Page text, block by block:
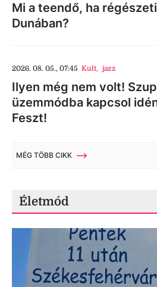
Mi a teendő, ha
Dunában?
2026. 08. 05., 07:45 Kult, jazz
Ilyen még nem volt!
üzemmódba kapcsol
Feszt!
MÉG TÖBB CIKK
Életmód